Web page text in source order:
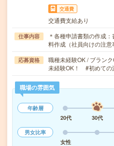
交通費
交通費支給あり
仕事内容
＊各種申請書類の作成
料作成（社員向けの注
応募資格
職種未経験OK / ブラン
未経験OK！ #初めての
職場の雰囲気
年齢層
20代
30代
男女比率
女性